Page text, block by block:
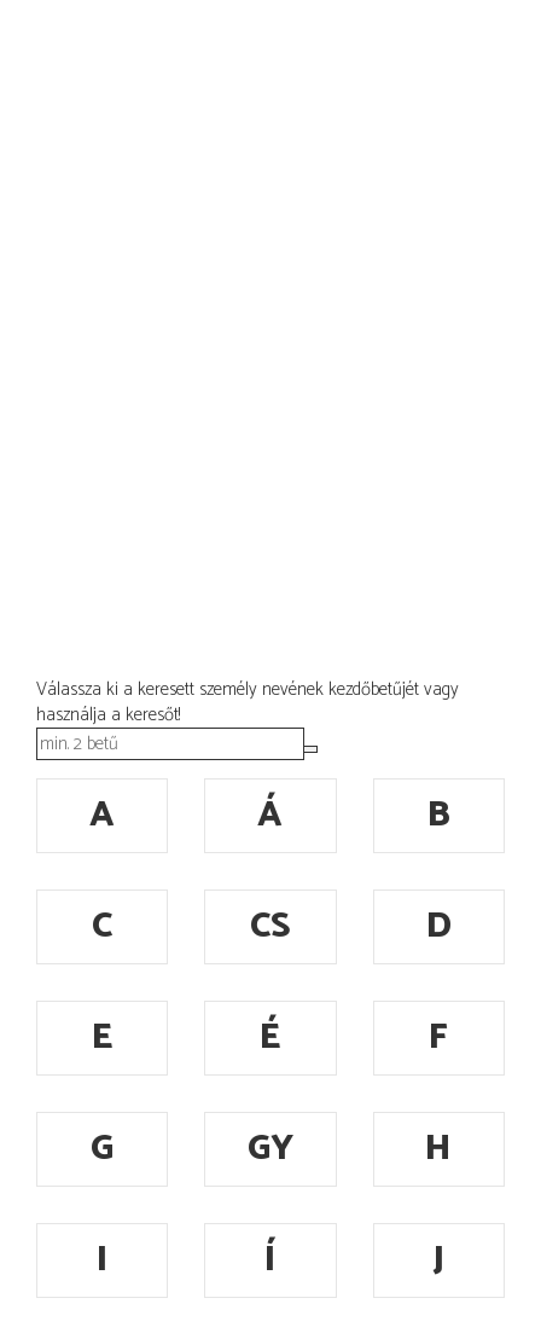
Válassza ki a keresett személy nevének kezdőbetűjét vagy
használja a keresőt!
A Á
B
C
CS
D
E
É
F
G
GY
H
I
Í J